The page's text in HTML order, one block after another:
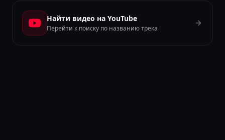
Найти видео на YouTube
Перейти к поиску по названию трека